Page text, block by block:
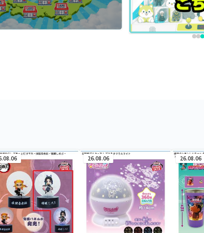
26.08.06 26.08.06